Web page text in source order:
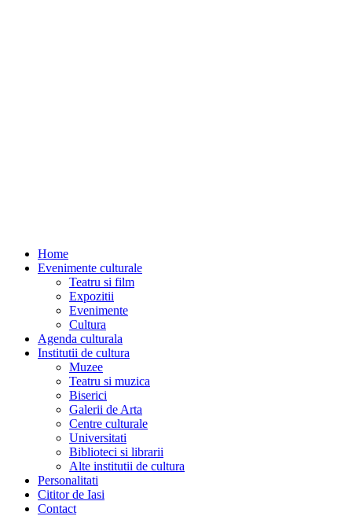
Home
Evenimente culturale
Teatru si film
Expozitii
Evenimente
Cultura
Agenda culturala
Institutii de cultura
Muzee
Teatru si muzica
Biserici
Galerii de Arta
Centre culturale
Universitati
Biblioteci si librarii
Alte institutii de cultura
Personalitati
Cititor de Iasi
Contact